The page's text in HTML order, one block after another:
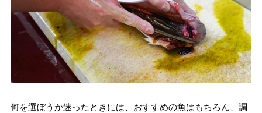
何を選ぼうか迷ったときには、おすすめの魚はもちろん、調